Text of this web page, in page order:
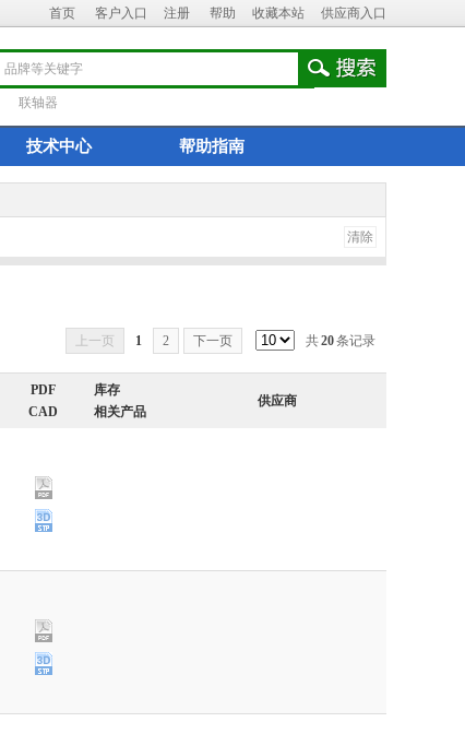
首页 客户入口 注册 帮助 收藏本站 供应商入口
联轴器
技术中心 帮助指南
清除
上一页 1 2 下一页 共20条记录
供应商
库存
相关产品
PDF
CAD